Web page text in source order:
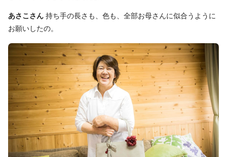
あさこさん 持ち手の長さも、色も、全部お母さんに似合うように
お願いしたの。